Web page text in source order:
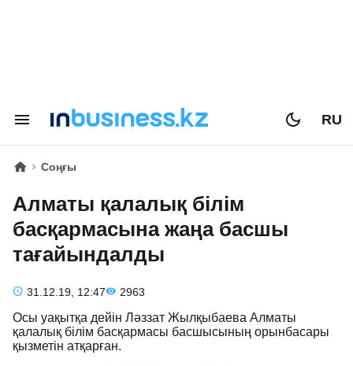
RU
Соңғы
Алматы қалалық білім
басқармасына жаңа басшы
тағайындалды
31.12.19, 12:47 2963
Осы уақытқа дейін Ләззат Жылқыбаева Алматы
қалалық білім басқармасы басшысының орынбасары
қызметін атқарған.